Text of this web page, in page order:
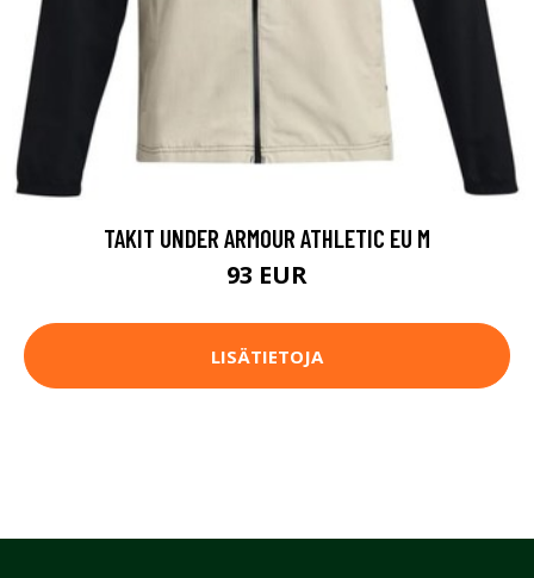
TAKIT UNDER ARMOUR ATHLETIC EU M
93 EUR
LISÄTIETOJA